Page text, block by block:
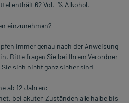
enthält 62 Vol.-% Alkohol.
einzunehmen?
immer genau nach der Anweisung
Bitte fragen Sie bei Ihrem Verordner
sich nicht ganz sicher sind.
ab 12 Jahren:
bei akuten Zuständen alle halbe bis